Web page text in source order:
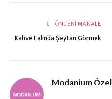
ÖNCEKI MAKALE
Kahve Falında Şeytan Görmek
Modanium Özel